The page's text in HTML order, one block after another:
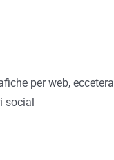
per web, eccetera
social